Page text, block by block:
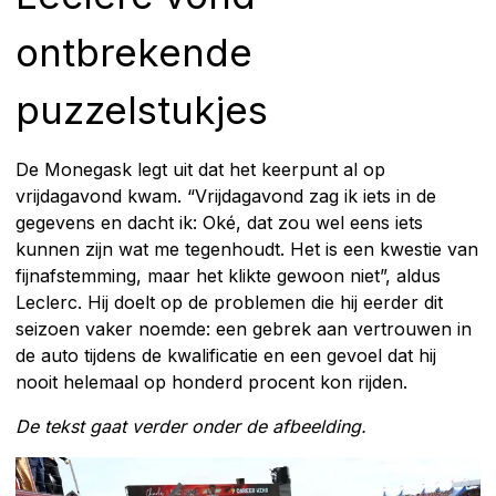
ontbrekende
puzzelstukjes
De Monegask legt uit dat het keerpunt al op
vrijdagavond kwam. “Vrijdagavond zag ik iets in de
gegevens en dacht ik: Oké, dat zou wel eens iets
kunnen zijn wat me tegenhoudt. Het is een kwestie van
fijnafstemming, maar het klikte gewoon niet”, aldus
Leclerc. Hij doelt op de problemen die hij eerder dit
seizoen vaker noemde: een gebrek aan vertrouwen in
de auto tijdens de kwalificatie en een gevoel dat hij
nooit helemaal op honderd procent kon rijden.
De tekst gaat verder onder de afbeelding.